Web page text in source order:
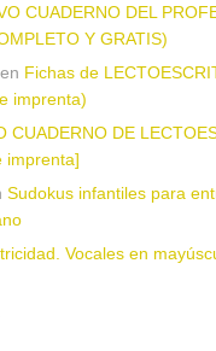
CUADERNO DEL
Y GRATIS)
en Fichas de
imprenta)
CUADERNO DE
imprenta]
Sudokus infantiles para
Vocales en